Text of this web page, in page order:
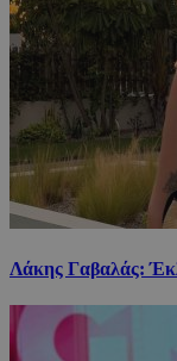
Λάκης Γαβαλάς: